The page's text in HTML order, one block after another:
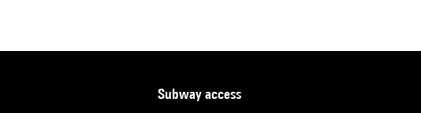
subway access